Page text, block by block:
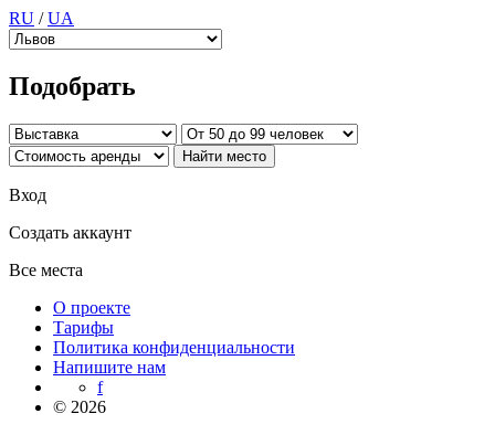
RU /UA
Подобрать
Вход
Создать аккаунт
Все места
О проекте
Тарифы
Политика конфиденциальности
Напишите нам
f
© 2026